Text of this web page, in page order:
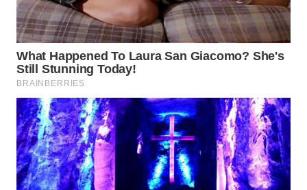
WAHANANEWS
NET
WAHANA
SPORT
WAHANA
UMKM
WAHANA
SELEB